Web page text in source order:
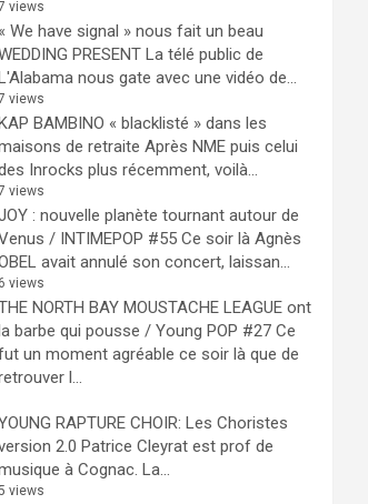
views
« We have signal » nous fait un beau
PRESENT La télé public de
nous gate avec une vidéo de...
views
BAMBINO « blacklisté » dans les
de retraite Après NME puis celui
Inrocks plus récemment, voilà...
views
: nouvelle planète tournant autour de
/ INTIMEPOP #55 Ce soir là Agnès
avait annulé son concert, laissan...
6 views
NORTH BAY MOUSTACHE LEAGUE ont
barbe qui pousse / Young POP #27 Ce
un moment agréable ce soir là que de
l...
RAPTURE CHOIR: Les Choristes
2.0 Patrice Cleyrat est prof de
à Cognac. La...
views